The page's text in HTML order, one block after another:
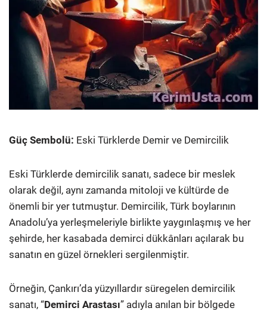
Güç Sembolü: Eski Türklerde Demir ve Demircilik
Eski Türklerde demircilik sanatı, sadece bir meslek
olarak değil, aynı zamanda mitoloji ve kültürde de
önemli bir yer tutmuştur. Demircilik, Türk boylarının
Anadolu’ya yerleşmeleriyle birlikte yaygınlaşmış ve her
şehirde, her kasabada demirci dükkânları açılarak bu
sanatın en güzel örnekleri sergilenmiştir.
Örneğin, Çankırı’da yüzyıllardır süregelen demircilik
sanatı, “Demirci Arastası” adıyla anılan bir bölgede